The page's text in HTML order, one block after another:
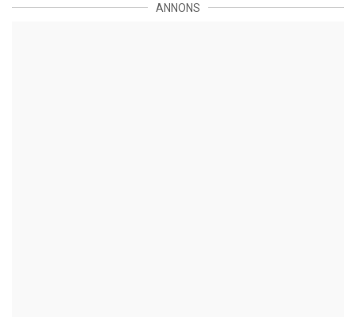
ANNONS